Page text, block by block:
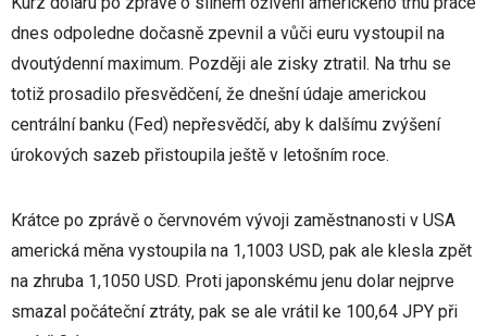
dnes odpoledne dočasně zpevnil a vůči euru vystoupil na
dvoutýdenní maximum. Později ale zisky ztratil. Na trhu se
totiž prosadilo přesvědčení, že dnešní údaje americkou
centrální banku (Fed) nepřesvědčí, aby k dalšímu zvýšení
úrokových sazeb přistoupila ještě v letošním roce.
Krátce po zprávě o červnovém vývoji zaměstnanosti v USA
americká měna vystoupila na 1,1003 USD, pak ale klesla zpět
na zhruba 1,1050 USD. Proti japonskému jenu dolar nejprve
smazal počáteční ztráty, pak se ale vrátil ke 100,64 JPY při